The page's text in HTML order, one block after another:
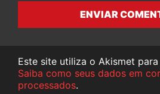
ENVIAR
Este site utiliza o Akismet
Saiba como seus dados em
processados.